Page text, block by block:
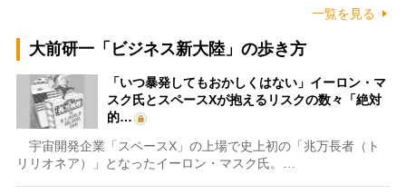
一覧を見る
大前研一「ビジネス新大陸」の歩き方
「いつ暴発してもおかしくはない」イーロン・マ
スク氏とスペースXが抱えるリスクの数々「絶対
的…
宇宙開発企業「スペースX」の上場で史上初の「兆万長者（ト
リリオネア）」となったイーロン・マスク氏。…